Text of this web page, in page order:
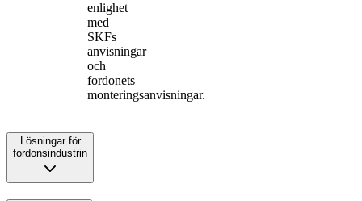
enlighet
med
SKFs
anvisningar
och
fordonets
monteringsanvisningar.
Lösningar för
fordonsindustrin